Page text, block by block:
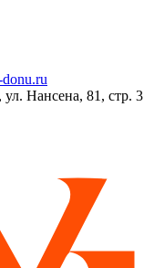
ул. Нансена, 81, стр. 3